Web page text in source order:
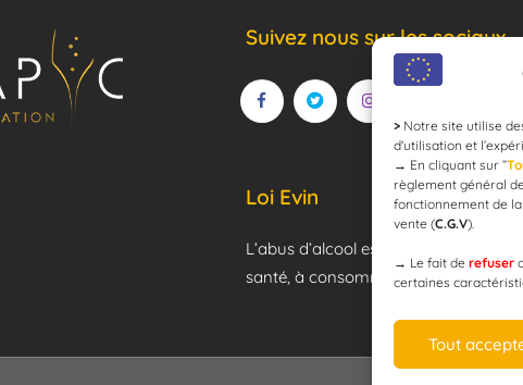
> Notre site utilise
d'utilisation et
→ En cliquant sur ”
règlement général
fonctionnement de la
vente (C.G.V).
→ Le fait de refuser
certaines
Tout
Suivez nous sur les sociaux
Loi Evin
L’abus d’alcool est dangereux pour la
santé, à consommer avec